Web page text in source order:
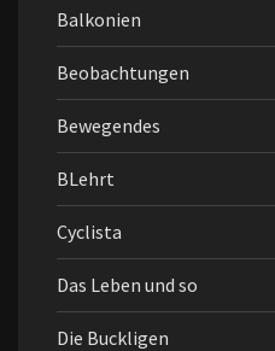
Balkonien
Beobachtungen
Bewegendes
BLehrt
Cyclista
Das Leben und so
Die Buckligen